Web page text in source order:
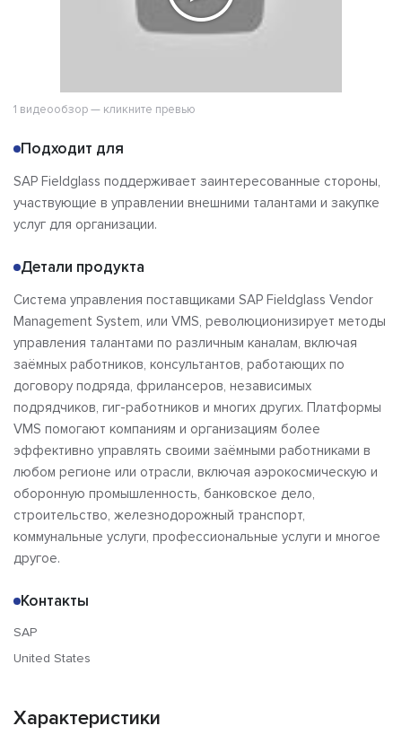
1 видеообзор — кликните превью
Подходит для
SAP Fieldglass поддерживает заинтересованные стороны,
участвующие в управлении внешними талантами и закупке
услуг для организации.
Детали продукта
Система управления поставщиками SAP Fieldglass Vendor
Management System, или VMS, революционизирует методы
управления талантами по различным каналам, включая
заёмных работников, консультантов, работающих по
договору подряда, фрилансеров, независимых
подрядчиков, гиг-работников и многих других. Платформы
VMS помогают компаниям и организациям более
эффективно управлять своими заёмными работниками в
любом регионе или отрасли, включая аэрокосмическую и
оборонную промышленность, банковское дело,
строительство, железнодорожный транспорт,
коммунальные услуги, профессиональные услуги и многое
другое.
Контакты
SAP
United States
Характеристики